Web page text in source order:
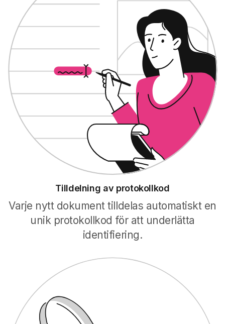
Tilldelning av protokollkod
Varje nytt dokument tilldelas automatiskt en
unik protokollkod för att underlätta
identifiering.